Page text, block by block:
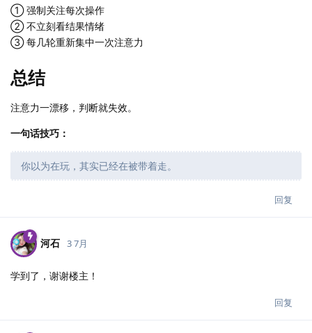
① 强制关注每次操作
② 不立刻看结果情绪
③ 每几轮重新集中一次注意力
总结
注意力一漂移，判断就失效。
一句话技巧：
你以为在玩，其实已经在被带着走。
回复
河石 3 7月
学到了，谢谢楼主！
回复